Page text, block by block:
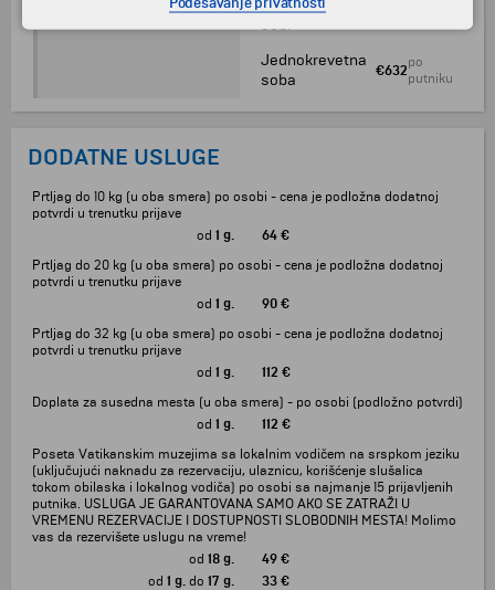
dvokrevetnoj
sobi
Jednokrevetna
soba
€632
po
putniku
DODATNE USLUGE
Prtljag do 10 kg (u oba smera) po osobi - cena je podložna dodatnoj
potvrdi u trenutku prijave
od 1 g.
64 €
Prtljag do 20 kg (u oba smera) po osobi - cena je podložna dodatnoj
potvrdi u trenutku prijave
od 1 g.
90 €
Prtljag do 32 kg (u oba smera) po osobi - cena je podložna dodatnoj
potvrdi u trenutku prijave
od 1 g.
112 €
Doplata za susedna mesta (u oba smera) - po osobi (podložno potvrdi)
od 1 g.
112 €
Poseta Vatikanskim muzejima sa lokalnim vodičem na srspkom jeziku
(uključujući naknadu za rezervaciju, ulaznicu, korišćenje slušalica
tokom obilaska i lokalnog vodiča) po osobi sa najmanje 15 prijavljenih
putnika. USLUGA JE GARANTOVANA SAMO AKO SE ZATRAŽI U
VREMENU REZERVACIJE I DOSTUPNOSTI SLOBODNIH MESTA! Molimo
vas da rezervišete uslugu na vreme!
od 18 g.
49 €
od 1 g.do 17 g.
33 €